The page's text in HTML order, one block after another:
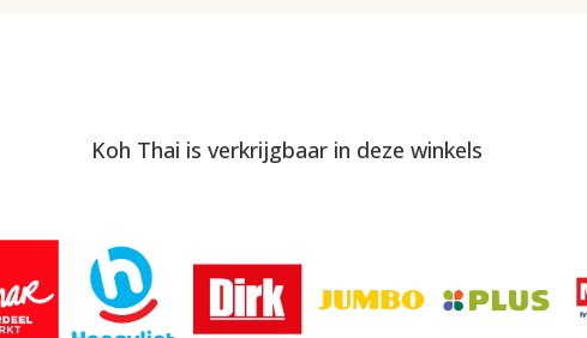
Koh Thai is verkrijgbaar in deze winkels